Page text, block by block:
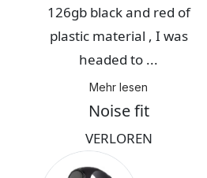
126gb black and red of
plastic material , I was
headed to ...
Mehr lesen
Noise fit
VERLOREN